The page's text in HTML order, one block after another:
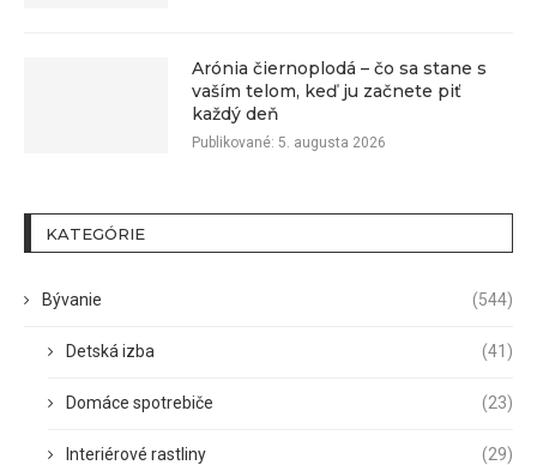
Arónia čiernoplodá – čo sa stane s
vaším telom, keď ju začnete piť
každý deň
Publikované: 5. augusta 2026
KATEGÓRIE
Bývanie (544)
Detská izba (41)
Domáce spotrebiče (23)
Interiérové rastliny (29)